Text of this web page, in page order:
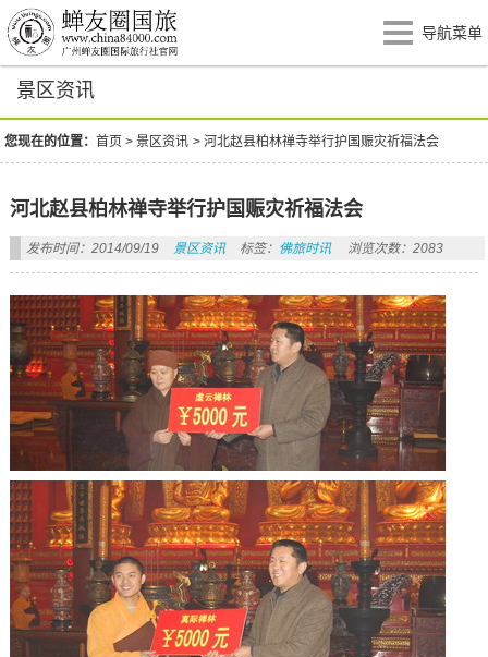
导航菜单
景区资讯
您现在的位置：首页 >景区资讯 >河北赵县柏林禅寺举行护国赈灾祈福法会
河北赵县柏林禅寺举行护国赈灾祈福法会
发布时间：2014/09/19 景区资讯 标签： 佛旅时讯 浏览次数：2083